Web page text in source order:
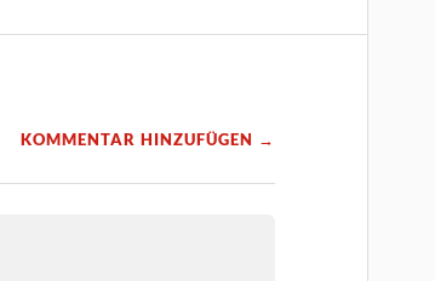
KOMMENTAR HINZUFÜGEN →